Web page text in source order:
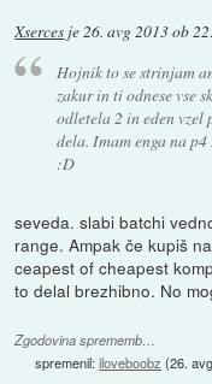
Xserces je26. avg 2013 ob
Hojnik to se strinjam
zakur in ti odnese vse
odletela 2 in eden
dela. Imam enga na
:D
seveda. slabi batchi
range. Ampak če kupiš
ceapest of cheapest
to delal brezhibno. No
Zgodovina sprememb…
spremenil:iloveboobz (26.